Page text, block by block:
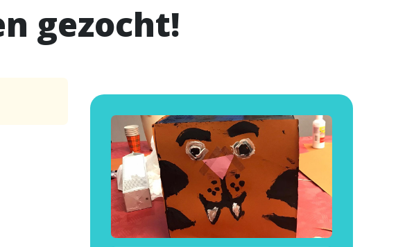
gezocht!